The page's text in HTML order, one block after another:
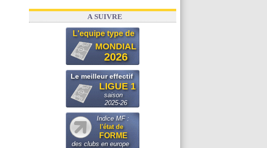
01/08 Barça: Torres souhaite rejoindre le PSG !
A SUIVRE
L'equipe type de
MONDIAL
2026
Le meilleur effectif
LIGUE 1
saison
2025-26
Indice MF :
l'état de
FORME
des clubs en europe